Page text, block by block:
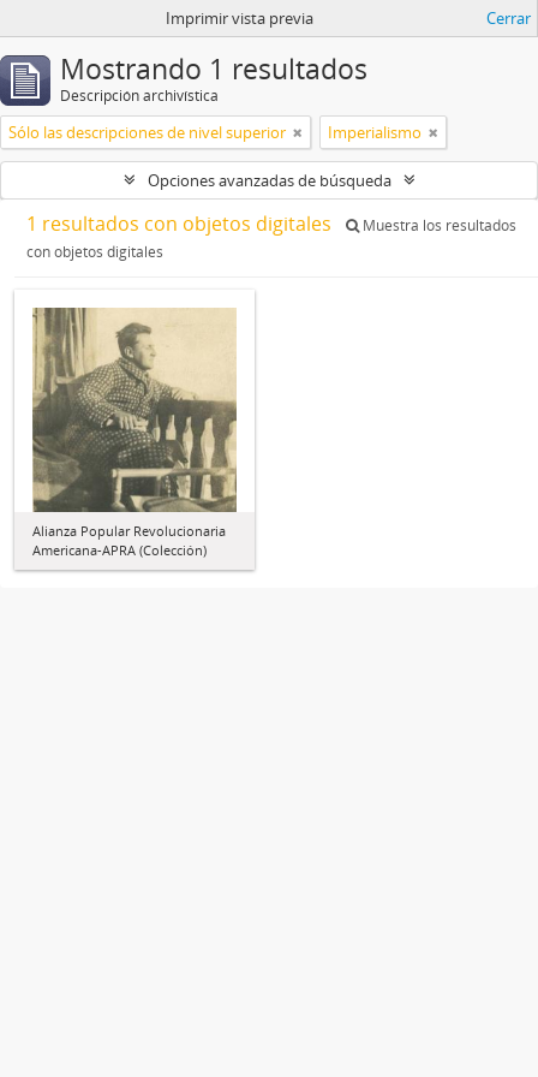
Imprimir vista previa Cerrar
Mostrando 1 resultados
Descripción archivística
Sólo las descripciones de nivel superior Imperialismo
Opciones avanzadas de búsqueda
1 resultados con objetos digitales
Muestra los resultados
con objetos digitales
Alianza Popular Revolucionaria
Americana-APRA (Colección)